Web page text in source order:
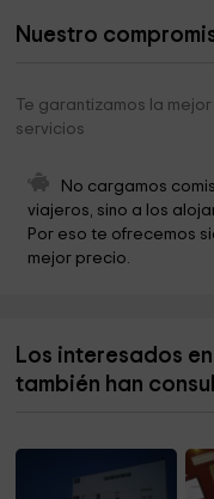
Capilla del Convento
Castillo Almodovar del Rio
Periurbano De Almodovar
CM2B
Planta Subeton
BOTÁNICO y CENTRO DE
DE LA BREÑA Garden
Nuestro
Te garantizamos la
servicios
No cargamos
viajeros, sino a los
Por eso te ofrecemos
mejor precio.
Los interesados
también han